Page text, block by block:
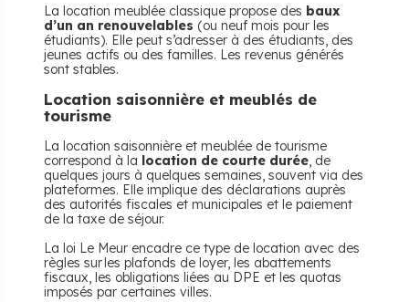
La location meublée classique propose des baux
d’un an renouvelables (ou neuf mois pour les
étudiants). Elle peut s’adresser à des étudiants, des
jeunes actifs ou des familles. Les revenus générés
sont stables.
​Location saisonnière et meublés de
tourisme
La location saisonnière et meublée de tourisme
correspond à la location de courte durée, de
quelques jours à quelques semaines, souvent via des
plateformes. Elle implique des déclarations auprès
des autorités fiscales et municipales et le paiement
de la taxe de séjour.
La loi Le Meur encadre ce type de location avec des
règles sur les plafonds de loyer, les abattements
fiscaux, les obligations liées au DPE et les quotas
imposés par certaines villes.